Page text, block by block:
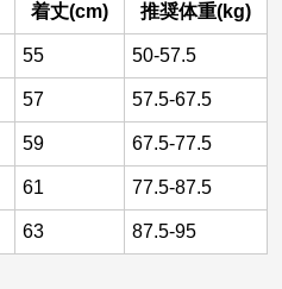
着丈(cm) 推奨体重(kg)
55 50-57.5
57 57.5-67.5
59 67.5-77.5
61 77.5-87.5
63 87.5-95